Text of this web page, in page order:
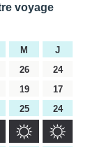
voyage
M
J
26
24
19
17
25 24